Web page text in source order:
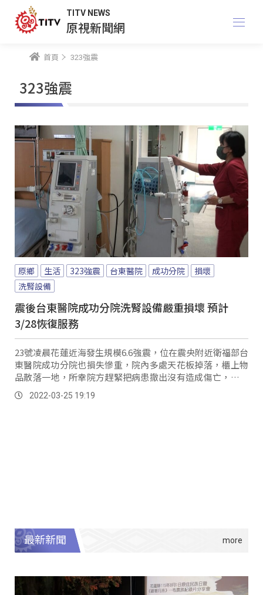
TITV NEWS
原視新聞網
首頁 323強震
323強震
原鄉 生活 323強震 台東醫院 成功分院
損壞
洗腎設備
震後台東醫院成功分院洗腎設備嚴重損壞 預計
3/28恢復服務
23號凌晨花蓮近海發生規模6.6強震，位在震央附近衛福部台
東醫院成功分院也損失慘重，院內多處天花板掉落，櫃上物
品散落一地，所幸院方趕緊把病患撤出沒有造成傷亡，但地
震造成3樓洗腎室逆滲透供水管路斷裂，多...。
2022-03-25 19:19
最新新聞